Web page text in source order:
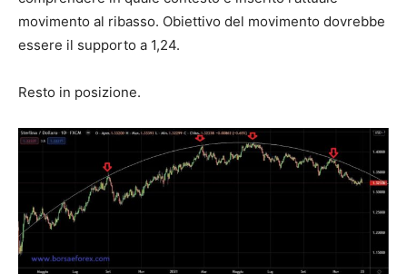
movimento al ribasso. Obiettivo del movimento dovrebbe
essere il supporto a 1,24.
Resto in posizione.